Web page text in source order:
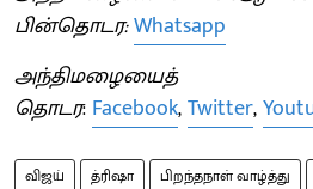
பின்தொடர:Whatsapp
அந்திமழையைத்
தொடர: Facebook,Twitter,
விஜய் த்ரிஷா பிறந்தநாள் வாழ்த்து